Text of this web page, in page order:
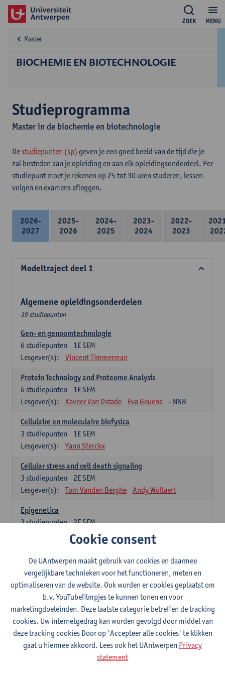
MENU
ZOEK
BIOCHEMIE EN BIOTECHNOLOGIE
Master
Studieprogramma
Master in de biochemie en biotechnologie
De studiepunten (sp) geven je een goed beeld van de tijd die je
zal besteden aan je opleiding en aan elk opleidingsonderdeel. Per
studiepunt moet je rekenen op 25 tot 30 uren studeren, lessen
volgen en examens afleggen.
2026-
2027
2025-
2026
2024-
2025
2023-
2024
2022-
2023
Modeltraject deel 1
Algemene opleidingsonderdelen
39 studiepunten
Gen- en genoomtechnologie
1E SEM
6 studiepunten
Lesgever(s):
Vincent Timmerman
Protein Technology and Proteome Analysis
1E SEM
6 studiepunten
Lesgever(s):
Xaveer Van Ostade Eva Geuens - NNB
Cellulaire en moleculaire biofysica
1E SEM
3 studiepunten
Lesgever(s):
Yann Sterckx
Cellular stress and cell death signaling
2E SEM
3 studiepunten
Lesgever(s):
Tom Vanden Berghe Andy Wullaert
Epigenetica
2E SEM
3studiepunten
Wim Vanden Berghe
2E SEM
studiepunten
Lesgever(s):
Erik Fransen Kris Laukens
Laboratory Animal Science (core module)
2E SEM
6studiepunten
Lesgever(s):
Chris Van Ginneken Debby Van Dam
Bio-ethics
Cookie consent
De UAntwerpen maakt gebruik van cookies en daarmee
vergelijkbare technieken voor het functioneren, meten en
optimaliseren van de website. Ook worden er cookies geplaatst om
b.v. YouTubefilmpjes te kunnen tonen en voor
marketingdoeleinden. Deze laatste categorie betreffen de tracking
cookies. Uw internetgedrag kan worden gevolgd door middel van
deze tracking cookies Door op 'Accepteer alle cookies' te klikken
gaat u hiermee akkoord. Lees ook het UAntwerpen Privacy
statement